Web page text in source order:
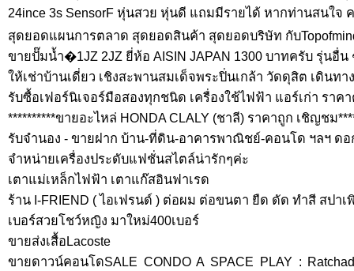
24ince 3s SensorF หุ่นสวย หุ่นดี แถมมีรายได้ หากท่านสนใจ
สุดยอดแผนการตลาด สุดยอดสินค้า สุดยอดบริษัท กับ
ขายปั๊มน้ำ�1JZ 2JZ ยี่ห้อ AISIN JAPAN 1300 บาทครับ รุ่นอื่น
ให้เช่าบ้านเดี่ยว เชิงสะพานสมเด็จพระปิ่นเกล้า วัดดุสิต เดินทา
รับซื้อเฟอร์นิเจอร์มือสองทุกชนิด เครื่องใช้ไฟฟ้า แอร์เก่า ราค
**********ขายอะไหล่ HONDA CLALY (ชาลี) ราคาถูก เชิญชม
รับจำนอง - ขายฝาก บ้าน-ที่ดิน-อาคารพาณิชย์-คอนโด ฯลฯ ดอ
จำหน่ายเครื่องประดับแฟชั่นสไตล์น่ารักๆค่ะ
เตาแม่เหล็กไฟฟ้า เตาแก๊สอินฟาเรด
ร้าน I-FRIEND ( ไอเฟรนด์ ) ต่อผม ต่อขนตา ยืด ดัด ทำสี สปาเ
เบอร์สวยโชว์หญิง มาใหม่400เบอร์
ขายส่งเสื้อLacoste
ขายดาวน์คอนโดSALE CONDO A SPACE PLAY :